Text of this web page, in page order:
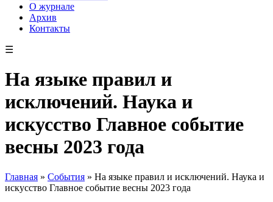
О журнале
Архив
Контакты
☰
На языке правил и
исключений. Наука и
искусство Главное событие
весны 2023 года
Главная » События » На языке правил и исключений. Наука и
искусство Главное событие весны 2023 года